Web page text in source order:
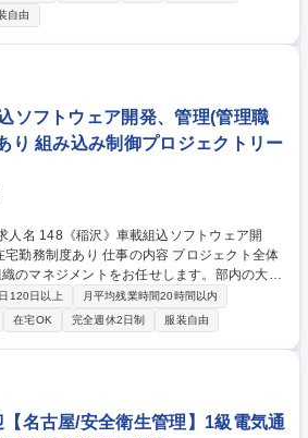
します。 具体的には、様々な国
客要求仕様の管理、既存製品ラインナップを
件の受注に関わる営業との連携を担当。段階
インします。 製品設計・出図・試作・試験へ
理、不具合対応（D-FMEA等）まで一気通貫
なく「ものづくりの全体像」を自ら動かす圧
/残業20h以内
自由
ソフトウェア開発、管理(管理職
り 組み込み制御プロジェクトリー
事の内容 プロジェクト全体
のマネジメントをお任せします。部内の大半
数、転職者が在籍。またテレワーク平均週1
組込ソフト
準拠） ・車載通信を使った製品仕様・設計
・開発委託メーカの管理遂行（仕様Q＆A、進
対象製品＞車載照明製品、ステアリングEC
クチュエータ制御 募集職種 148《稲
開発、管理（管理職候補）/在宅勤務制度あり
120日以上
月平均残業時間20時間以内
在宅OK 完全週休2日制 服装自由
【名古屋/安全衛生管理】1級電気通